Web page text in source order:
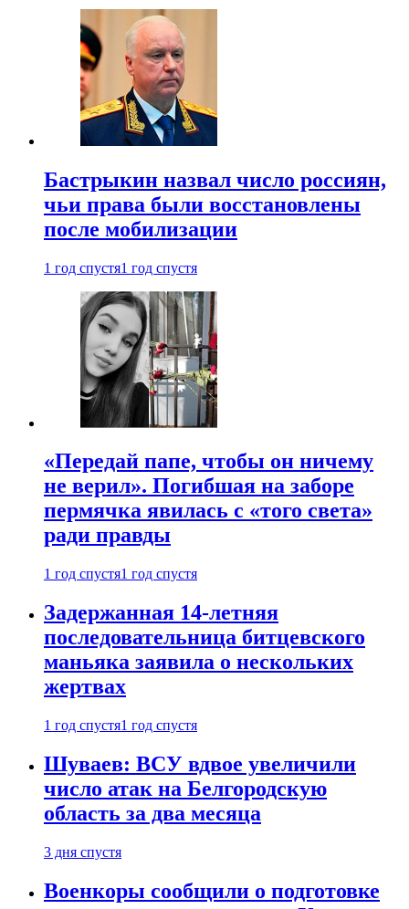
Бастрыкин назвал число россиян,
чьи права были восстановлены
после мобилизации
1 год спустя1 год спустя
«Передай папе, чтобы он ничему
не верил». Погибшая на заборе
пермячка явилась с «того света»
ради правды
1 год спустя1 год спустя
Задержанная 14-летняя
последовательница битцевского
маньяка заявила о нескольких
жертвах
1 год спустя1 год спустя
Шуваев: ВСУ вдвое увеличили
число атак на Белгородскую
область за два месяца
3 дня спустя
Военкоры сообщили о подготовке